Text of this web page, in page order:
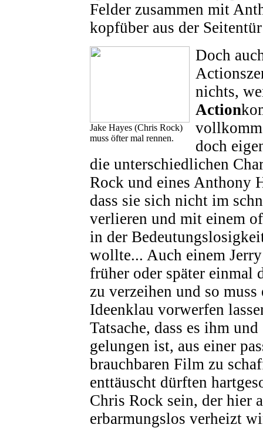
Felder zusammen mit
kopfüber aus der
Jake Hayes (Chris Rock)
muss öfter mal rennen.
Doch
nichts,
Action
doch
die unterschiedlichen
Rock und eines Anthony
dass sie sich nicht im
verlieren und mit einem
in der
wollte... Auch einem
früher oder später einmal
zu verzeihen und so
Ideenklau vorwerfen
Tatsache, dass es ihm
gelungen ist, aus einer
brauchbaren Film zu
enttäuscht dürften
Chris Rock sein, der hier
erbarmungslos verheizt